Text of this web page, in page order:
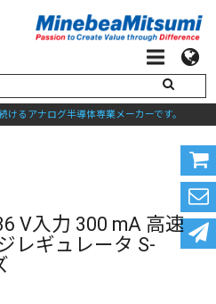
るアナログ半導体専業メーカーです。
V入力 300 mA 高速
レギュレータ S-